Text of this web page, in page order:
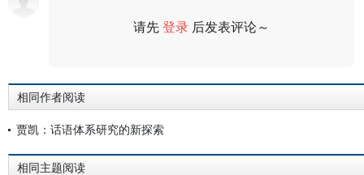
请先登录 后发表评论～
相同作者阅读
贾凯：话语体系研究的新探索
相同主题阅读